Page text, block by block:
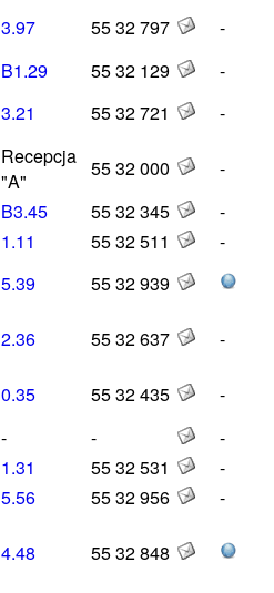
3.97 55 32 797
-
B1.29 55 32 129
-
3.21 55 32 721 -
Recepcja
"A"
55 32 000
-
B3.45 55 32 345
-
1.11 55 32 511
-
5.39 55 32 939
2.36 55 32 637 -
0.35 55 32 435
-
- -
-
1.31 55 32 531
-
5.56 55 32 956
-
4.48 55 32 848